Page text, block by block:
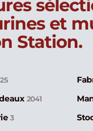
et
Station.
2041
3